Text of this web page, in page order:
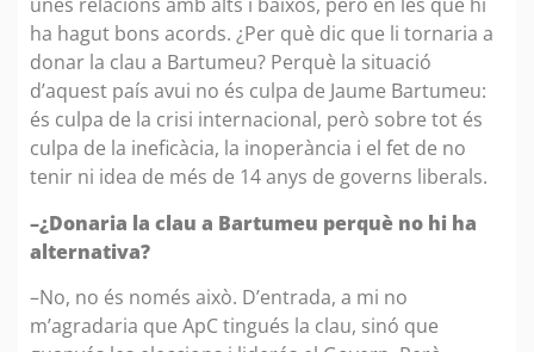
unes relacions amb alts i baixos, però en les que hi
ha hagut bons acords. ¿Per què dic que li tornaria a
donar la clau a Bartumeu? Perquè la situació
d’aquest país avui no és culpa de Jaume Bartumeu:
és culpa de la crisi internacional, però sobre tot és
culpa de la ineficàcia, la inoperància i el fet de no
tenir ni idea de més de 14 anys de governs liberals.
–¿Donaria la clau a Bartumeu perquè no hi ha
alternativa?
–No, no és només això. D’entrada, a mi no
m’agradaria que ApC tingués la clau, sinó que